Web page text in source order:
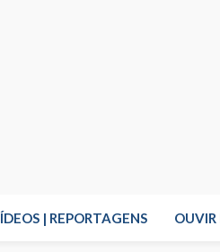
| REPORTAGENS OUVIR